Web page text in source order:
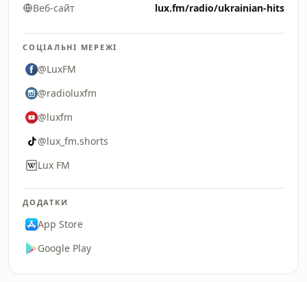
Веб-сайт lux.fm/radio/ukrainian-hits
СОЦІАЛЬНІ МЕРЕЖІ
@LuxFM
@radioluxfm
@luxfm
@lux_fm.shorts
Lux FM
ДОДАТКИ
App Store
Google Play